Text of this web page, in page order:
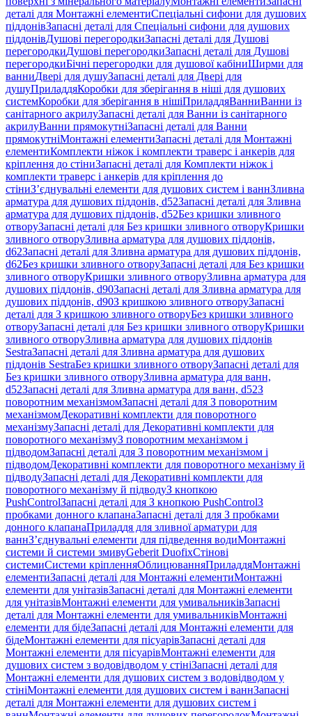
деталі для Монтажні елементиСпеціальні сифони для душових
піддонівЗапасні деталі для Спеціальні сифони для душових
піддонівДушові перегородкиЗапасні деталі для Душові
перегородкиДушові перегородкиЗапасні деталі для Душові
перегородкиБічні перегородки для душової кабіниШирми для
ванниДвері для душуЗапасні деталі для Двері для
душуПриладдяКоробки для зберігання в ніші для душових
системКоробки для зберігання в нішіПриладдяВанниВанни із
санітарного акрилуЗапасні деталі для Ванни із санітарного
акрилуВанни прямокутніЗапасні деталі для Ванни
прямокутніМонтажні елементиЗапасні деталі для Монтажні
елементиКомплекти ніжок і комплекти траверс і анкерів для
кріплення до стіниЗапасні деталі для Комплекти ніжок і
комплекти траверс і анкерів для кріплення до
стіниЗ’єднувальні елементи для душових систем і ваннЗливна
арматура для душових піддонів, d52Запасні деталі для Зливна
арматура для душових піддонів, d52Без кришки зливного
отворуЗапасні деталі для Без кришки зливного отворуКришки
зливного отворуЗливна арматура для душових піддонів,
d62Запасні деталі для Зливна арматура для душових піддонів,
d62Без кришки зливного отворуЗапасні деталі для Без кришки
зливного отворуКришки зливного отворуЗливна арматура для
душових піддонів, d90Запасні деталі для Зливна арматура для
душових піддонів, d90З кришкою зливного отворуЗапасні
деталі для З кришкою зливного отворуБез кришки зливного
отворуЗапасні деталі для Без кришки зливного отворуКришки
зливного отворуЗливна арматура для душових піддонів
SestraЗапасні деталі для Зливна арматура для душових
піддонів SestraБез кришки зливного отворуЗапасні деталі для
Без кришки зливного отворуЗливна арматура для ванн,
d52Запасні деталі для Зливна арматура для ванн, d52З
поворотним механізмомЗапасні деталі для З поворотним
механізмомДекоративні комплекти для поворотного
механізмуЗапасні деталі для Декоративні комплекти для
поворотного механізмуЗ поворотним механізмом і
підводомЗапасні деталі для З поворотним механізмом і
підводомДекоративні комплекти для поворотного механізму й
підводуЗапасні деталі для Декоративні комплекти для
поворотного механізму й підводуЗ кнопкою
PushControlЗапасні деталі для З кнопкою PushControlЗ
пробками донного клапанаЗапасні деталі для З пробками
донного клапанаПриладдя для зливної арматури для
ваннЗ’єднувальні елементи для підведення водиМонтажні
системи й системи змивуGeberit DuofixСтінові
системиСистеми кріпленняОблицюванняПриладдяМонтажні
елементиЗапасні деталі для Монтажні елементиМонтажні
елементи для унітазівЗапасні деталі для Монтажні елементи
для унітазівМонтажні елементи для умивальниківЗапасні
деталі для Монтажні елементи для умивальниківМонтажні
елементи для бідеЗапасні деталі для Монтажні елементи для
бідеМонтажні елементи для пісуарівЗапасні деталі для
Монтажні елементи для пісуарівМонтажні елементи для
душових систем з водовідводом у стініЗапасні деталі для
Монтажні елементи для душових систем з водовідводом у
стініМонтажні елементи для душових систем і ваннЗапасні
деталі для Монтажні елементи для душових систем і